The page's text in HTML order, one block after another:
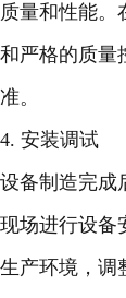
质量和性能。
和严格的质量
准。
4. 安装调试
设备制造完成
现场进行设备
生产环境，调